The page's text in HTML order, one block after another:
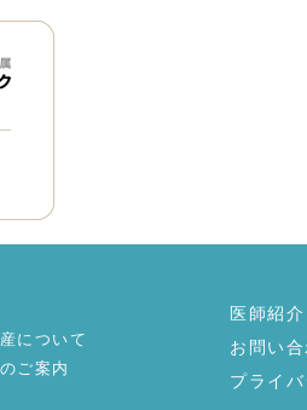
について
ご案内
医師紹介
お問い
プライ